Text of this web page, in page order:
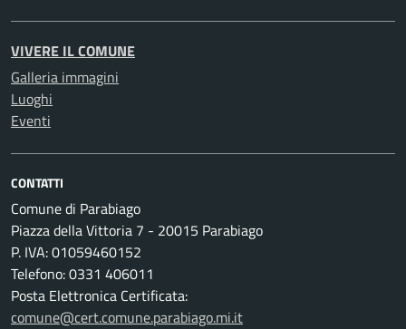
VIVERE IL COMUNE
Galleria immagini
Luoghi
Eventi
CONTATTI
Comune di Parabiago
Piazza della Vittoria 7 - 20015 Parabiago
P. IVA: 01059460152
Telefono: 0331 406011
Posta Elettronica Certificata:
comune@cert.comune.parabiago.mi.it